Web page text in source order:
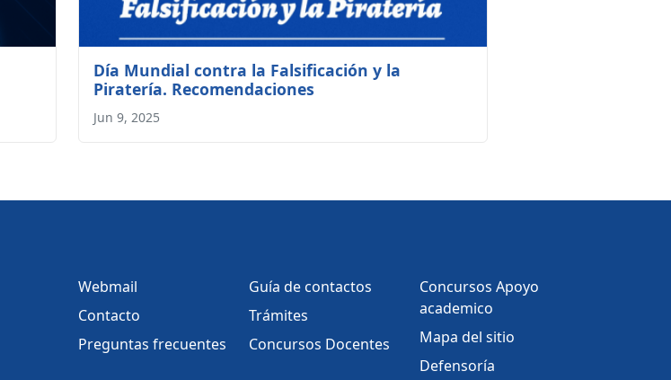
Día Mundial contra la Falsificación y la
Piratería. Recomendaciones
Jun 9, 2025
Webmail
Contacto
Preguntas frecuentes
Guía de contactos
Trámites
Concursos Docentes
Concursos Apoyo
academico
Mapa del sitio
Defensoría